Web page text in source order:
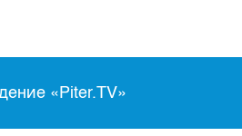
«Piter.TV»